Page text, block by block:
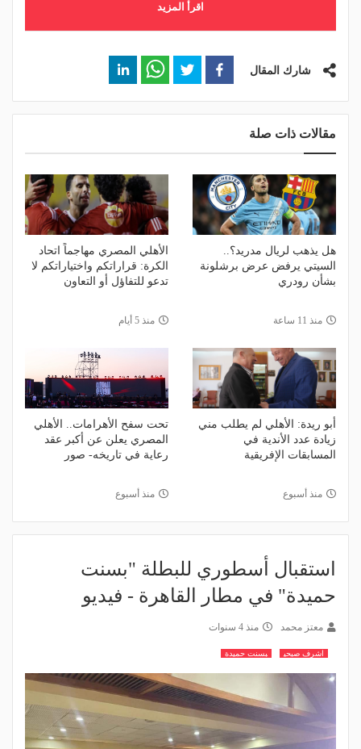
اقرأ المزيد
شارك المقال
مقالات ذات صلة
هل يذهب لريال مدريد؟..
السيتي يرفض عرض برشلونة
بشأن رودري
منذ 11 ساعة
الأهلي المصري مهاجماً اتحاد
الكرة: قراراتكم واختياراتكم لا
تدعو للتفاؤل أو التعاون
منذ 5 أيام
أبو ريدة: الأهلي لم يطلب مني
زيادة عدد الأندية في
المسابقات الإفريقية
منذ أسبوع
تحت سفح الأهرامات.. الأهلي
المصري يعلن عن أكبر عقد
رعاية في تاريخه- صور
منذ أسبوع
استقبال أسطوري للبطلة "بسنت
حميدة" في مطار القاهرة - فيديو
معتز محمد منذ 4 سنوات
اشرف صبحي بسنت حميدة